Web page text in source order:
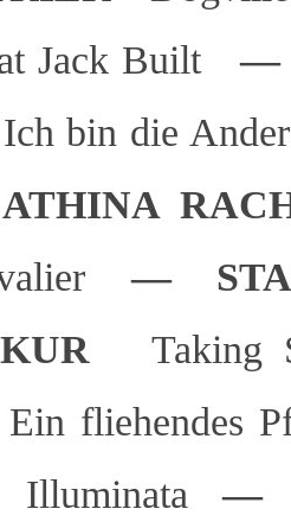
Jack Built
—
Ich bin die
—
Taking
Ein fliehendes
Illuminata
—